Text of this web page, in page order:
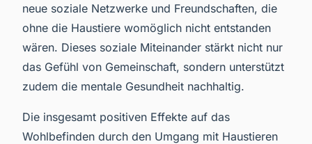
neue soziale Netzwerke und Freundschaften, die
ohne die Haustiere womöglich nicht entstanden
wären. Dieses soziale Miteinander stärkt nicht nur
das Gefühl von Gemeinschaft, sondern unterstützt
zudem die mentale Gesundheit nachhaltig.
Die insgesamt positiven Effekte auf das
Wohlbefinden durch den Umgang mit Haustieren